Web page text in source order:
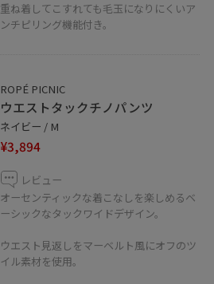
重ね着してこすれても毛玉になりにくいア
ンチピリング機能付き。
ROPÉ PICNIC
ウエストタックチノパンツ
ネイビー / M
¥3,894
レビュー
オーセンティックな着こなしを楽しめるベ
ーシックなタックワイドデザイン。
ウエスト見返しをマーベルト風にオフのツ
イル素材を使用。